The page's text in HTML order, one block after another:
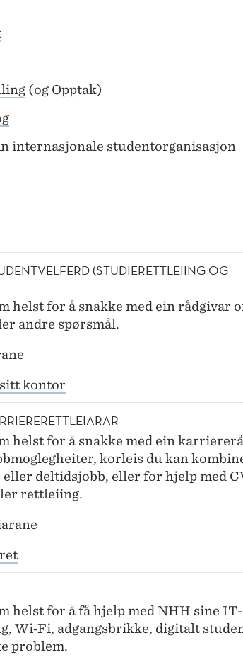
(og Opptak)
internasjonale studentorganisasjon
(STUDIERETTLEIING OG
helst for å snakke med ein rådgivar
andre spørsmål.
kontor
helst for å snakke med ein
korleis du kan
eller deltidsjobb, eller for hjelp med
rettleiing.
helst for å få hjelp med NHH sine IT-
Wi‑Fi, adgangsbrikke, digitalt
problem.